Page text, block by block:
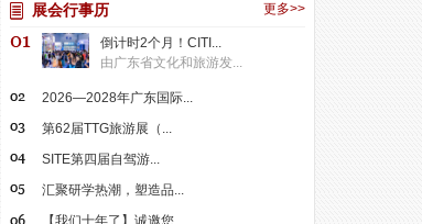
更多>>
展会行事历
倒计时2个月！CITI...
由广东省文化和旅游发...
2026—2028年广东国际...
第62届TTG旅游展（...
SITE第四届自驾游...
汇聚研学热潮，塑造品...
【我们十年了】诚邀您...